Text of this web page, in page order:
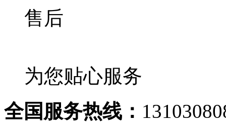
售后
为您贴心服务
全国服务热线：